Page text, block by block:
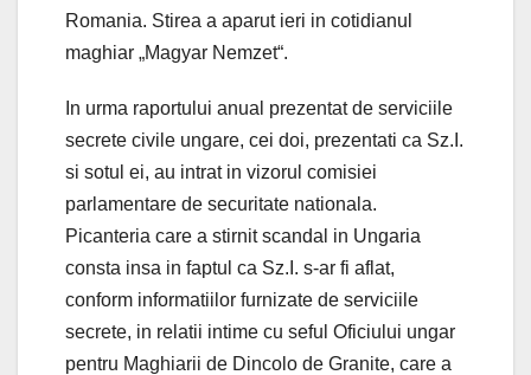
Romania. Stirea a aparut ieri in cotidianul
maghiar „Magyar Nemzet“.
In urma raportului anual prezentat de serviciile
secrete civile ungare, cei doi, prezentati ca Sz.I.
si sotul ei, au intrat in vizorul comisiei
parlamentare de securitate nationala.
Picanteria care a stirnit scandal in Ungaria
consta insa in faptul ca Sz.I. s-ar fi aflat,
conform informatiilor furnizate de serviciile
secrete, in relatii intime cu seful Oficiului ungar
pentru Maghiarii de Dincolo de Granite, care a